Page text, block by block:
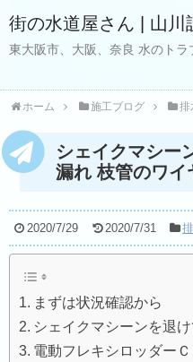
街の水道屋さん | 山川
東大阪市、大阪、奈良 水のトラ
ホーム 施工ブログ 排
シェイクマシー
漏れ 枝管のワイ
2020/7/29 2020/7/31
まずは状況確認から
シェイクマシーンを退
電動フレキシロッダー